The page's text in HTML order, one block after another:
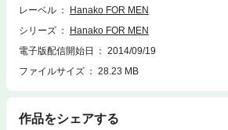
ジャンル。テキーラ/ラム/ジン。BARで何してる
のBARになる！“隠れ家BARを”つくろう！パンチ
通えるバーBOOK厳選37軒。
レーベル
Hanako FOR MEN
シリーズ
Hanako FOR MEN
電子版配信開始日
2014/09/19
ファイルサイズ
28.23 MB
作品をシェアする